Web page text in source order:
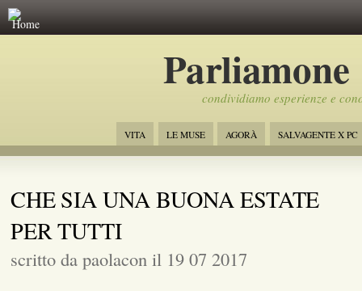
Home
Parliamone
condividiamo esperienze e
VITA LE MUSE AGORÀ SALVAGENTE X PC
CHE SIA UNA BUONA ESTATE
PER TUTTI
scritto da paolacon il 19 07 2017